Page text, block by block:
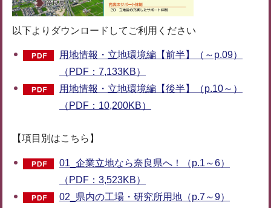
以下よりダウンロードしてご利用ください
用地情報・立地環境編【前半】（～p.09）
（PDF：7,133KB）
用地情報・立地環境編【後半】（p.10～）
（PDF：10,200KB）
【項目別はこちら】
01_企業立地なら奈良県へ！（p.1～6）
（PDF：3,523KB）
02_県内の工場・研究所用地（p.7～9）